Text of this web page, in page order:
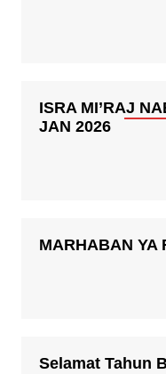
ISRA MI’RAJ
JAN 2026
MARHABAN YA
Selamat Tahun